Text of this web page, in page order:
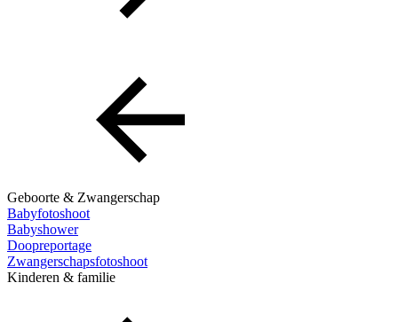
Geboorte & Zwangerschap
Babyfotoshoot
Babyshower
Doopreportage
Zwangerschapsfotoshoot
Kinderen & familie